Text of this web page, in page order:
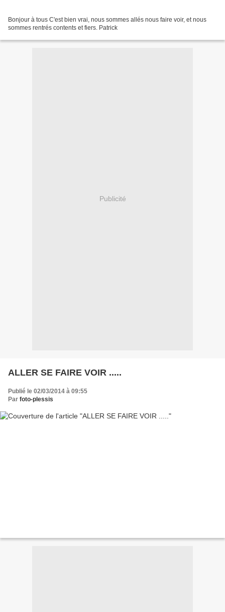
Bonjour à tous C'est bien vrai, nous sommes allés nous faire voir, et nous
sommes rentrés contents et fiers. Patrick
Publicité
ALLER SE FAIRE VOIR .....
Publié le 02/03/2014 à 09:55
Par foto-plessis